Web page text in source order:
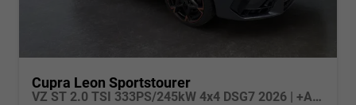
Cupra Leon Sportstourer
VZ ST 2.0 TSI 333PS/245kW 4x4 DSG7 2026 | +AHK +PANO +NAVI +Matrix +Immersive +5J Erw. Garantie